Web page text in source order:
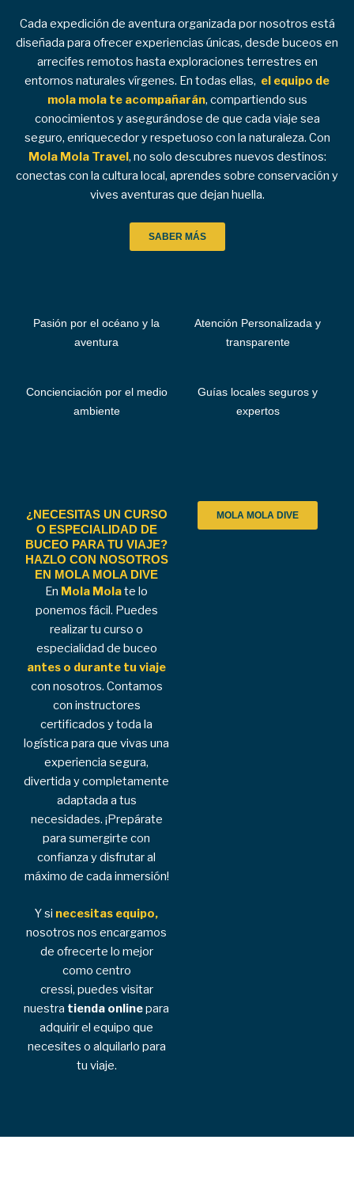
Cada expedición de aventura organizada por nosotros está
diseñada para ofrecer experiencias únicas, desde buceos en
arrecifes remotos hasta exploraciones terrestres en
entornos naturales vírgenes. En todas ellas, el equipo de
mola mola te acompañarán, compartiendo sus
conocimientos y asegurándose de que cada viaje sea
seguro, enriquecedor y respetuoso con la naturaleza. Con
Mola Mola Travel, no solo descubres nuevos destinos:
conectas con la cultura local, aprendes sobre conservación y
vives aventuras que dejan huella.
SABER MÁS
Pasión por el océano y la
aventura
Atención Personalizada y
transparente
Concienciación por el medio
ambiente
Guías locales seguros y
expertos
¿NECESITAS UN CURSO
O ESPECIALIDAD DE
BUCEO PARA TU VIAJE?
HAZLO CON NOSOTROS
EN MOLA MOLA DIVE
En Mola Molate lo
ponemos fácil. Puedes
realizar tu curso o
especialidad de buceo
antes o durante tu viaje
con nosotros. Contamos
con instructores
certificados y toda la
logística para que vivas una
experiencia segura,
divertida y completamente
adaptada a tus
necesidades. ¡Prepárate
para sumergirte con
confianza y disfrutar al
máximo de cada inmersión!
Y si necesitas equipo,
nosotros nos encargamos
de ofrecerte lo mejor
como centro
cressi, puedes visitar
nuestra tienda onlinepara
adquirir el equipo que
necesites o alquilarlo para
tu viaje.
MOLA MOLA DIVE